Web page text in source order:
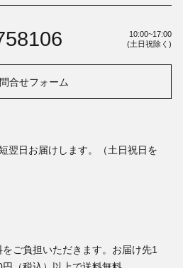
10:00~17:00
(土日祝除く)
合せフォーム
翌日お届けします。（土日祝日を
ご負担いただきます。お届け先1